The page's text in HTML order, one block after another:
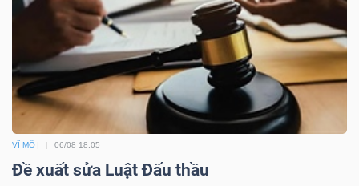
VĨ MÔ 06/08 18:05
Đề xuất sửa Luật Đấu thầu
phân
tích
(-)
Thuật